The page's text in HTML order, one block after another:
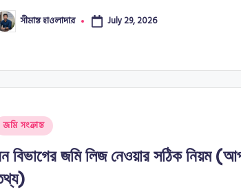
সীমান্ত হাওলাদার July 29, 2026
জমি সংক্রান্ত
বিভাগের জমি লিজ নেওয়ার সঠিক নিয়ম